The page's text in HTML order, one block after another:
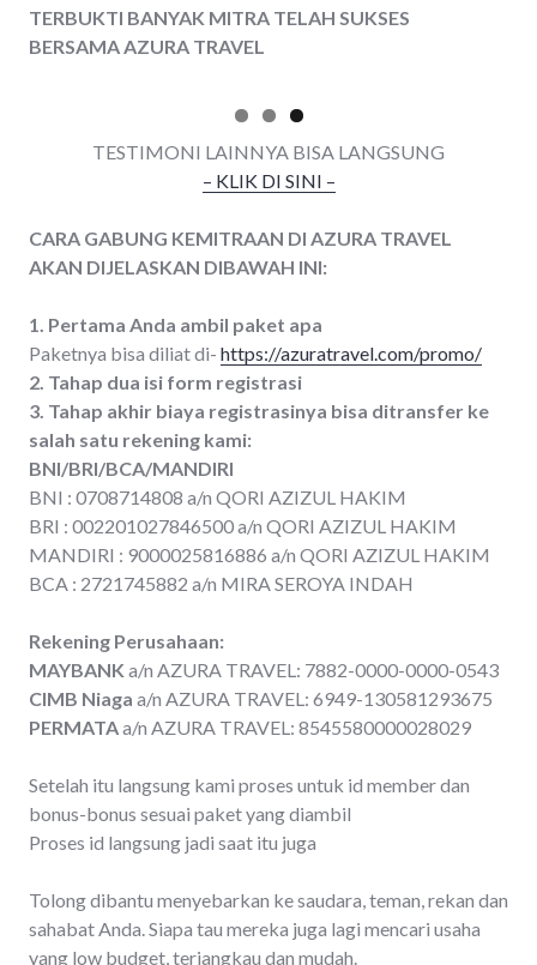
TERBUKTI BANYAK MITRA TELAH SUKSES
BERSAMA AZURA TRAVEL
TESTIMONI LAINNYA BISA LANGSUNG
– KLIK DI SINI –
CARA GABUNG KEMITRAAN DI AZURA TRAVEL
AKAN DIJELASKAN DIBAWAH INI:
1. Pertama Anda ambil paket apa
Paketnya bisa diliat di- https://azuratravel.com/promo/
2. Tahap dua isi form registrasi
3. Tahap akhir biaya registrasinya bisa ditransfer ke
salah satu rekening kami:
BNI/BRI/BCA/MANDIRI
BNI : 0708714808 a/n QORI AZIZUL HAKIM
BRI : 002201027846500 a/n QORI AZIZUL HAKIM
MANDIRI : 9000025816886 a/n QORI AZIZUL HAKIM
BCA : 2721745882 a/n MIRA SEROYA INDAH
Rekening Perusahaan:
MAYBANK a/n AZURA TRAVEL: 7882-0000-0000-0543
CIMB Niaga a/n AZURA TRAVEL: 6949-130581293675
PERMATAa/n AZURA TRAVEL: 8545580000028029
Setelah itu langsung kami proses untuk id member dan
bonus-bonus sesuai paket yang diambil
Proses id langsung jadi saat itu juga
Tolong dibantu menyebarkan ke saudara, teman, rekan dan
sahabat Anda. Siapa tau mereka juga lagi mencari usaha
yang low budget, terjangkau dan mudah.